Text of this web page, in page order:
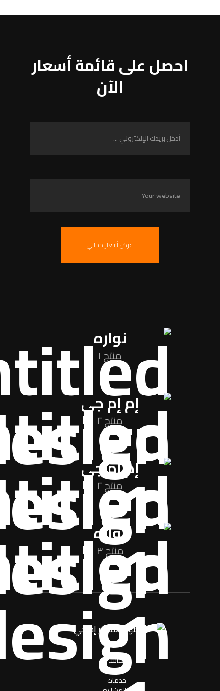
احصل على قائمة أسعار
الآن
عرض أسعار مجاني
نواره
منتج ١
إم إم جي
منتج ٢
إم إم جي
منتج ٢
نواره
منتج ٣
اساسی
حول
خدمات